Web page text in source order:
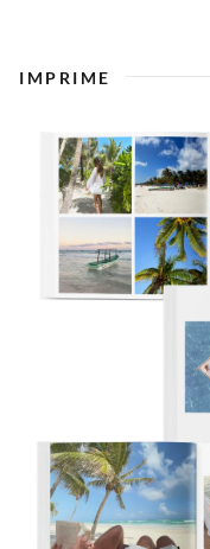
IMPRIME